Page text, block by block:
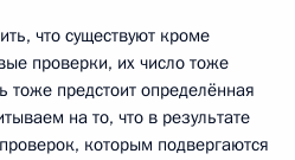
что существуют кроме
проверки, их число тоже
предстоит определённая
на то, что в результате
которым подвергаются